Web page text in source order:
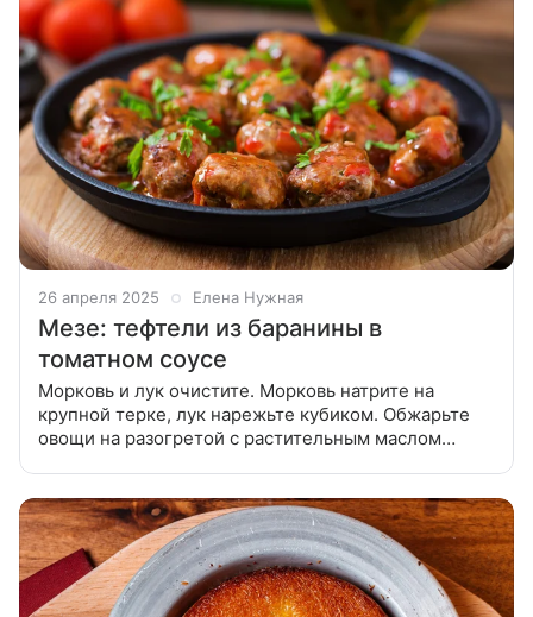
26 апреля 2025 Елена Нужная
Мезе: тефтели из баранины в
томатном соусе
Морковь и лук очистите. Морковь натрите на
крупной терке, лук нарежьте кубиком. Обжарьте
овощи на разогретой с растительным маслом